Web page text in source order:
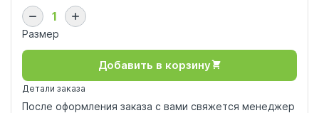
Размер
Добавить в корзину
Детали заказа
После оформления заказа с вами свяжется менеджер